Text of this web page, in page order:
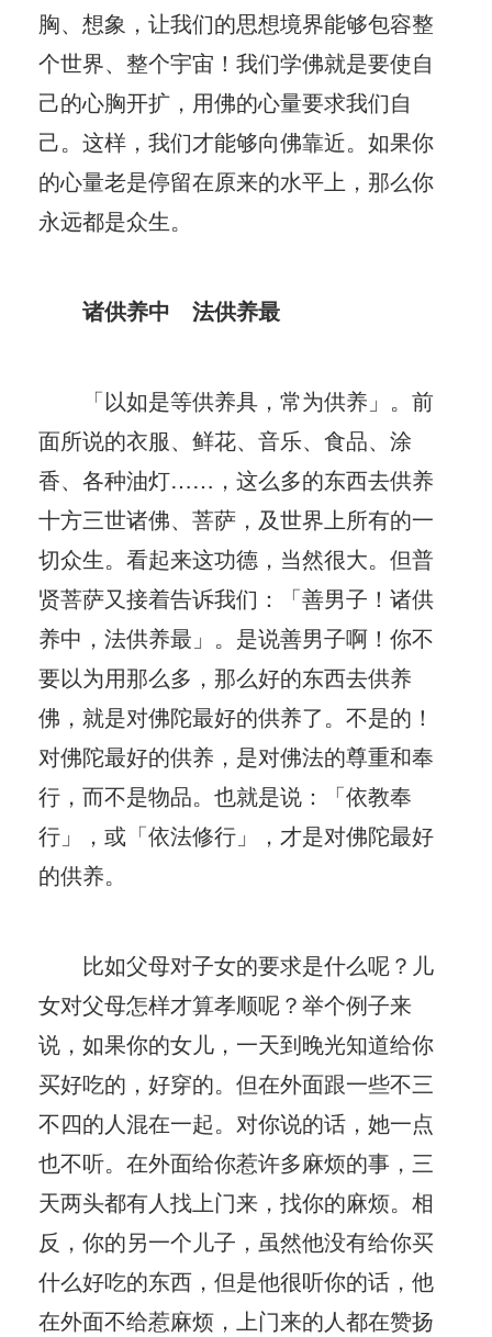
胸、想象，让我们的思想境界能够包容整
个世界、整个宇宙！我们学佛就是要使自
己的心胸开扩，用佛的心量要求我们自
己。这样，我们才能够向佛靠近。如果你
的心量老是停留在原来的水平上，那么你
永远都是众生。
诸供养中 法供养最
「以如是等供养具，常为供养」。前
面所说的衣服、鲜花、音乐、食品、涂
香、各种油灯……，这么多的东西去供养
十方三世诸佛、菩萨，及世界上所有的一
切众生。看起来这功德，当然很大。但普
贤菩萨又接着告诉我们：「善男子！诸供
养中，法供养最」。是说善男子啊！你不
要以为用那么多，那么好的东西去供养
佛，就是对佛陀最好的供养了。不是的！
对佛陀最好的供养，是对佛法的尊重和奉
行，而不是物品。也就是说：「依教奉
行」，或「依法修行」，才是对佛陀最好
的供养。
比如父母对子女的要求是什么呢？儿
女对父母怎样才算孝顺呢？举个例子来
说，如果你的女儿，一天到晚光知道给你
买好吃的，好穿的。但在外面跟一些不三
不四的人混在一起。对你说的话，她一点
也不听。在外面给你惹许多麻烦的事，三
天两头都有人找上门来，找你的麻烦。相
反，你的另一个儿子，虽然他没有给你买
什么好吃的东西，但是他很听你的话，他
在外面不给惹麻烦，上门来的人都在赞扬